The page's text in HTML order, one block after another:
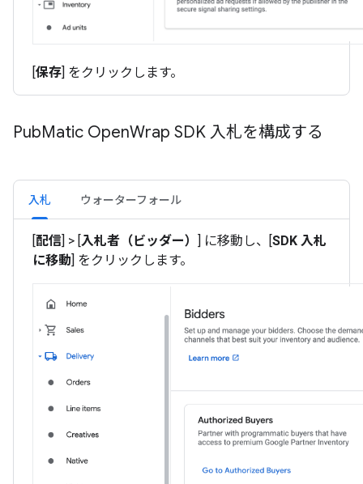
[保存] をクリックします。
PubMatic OpenWrap SDK 入札を構成する
入札 ウォーターフォール
[配信] > [入札者（ビッダー） ] に移動し、[SDK 入札
に移動] をクリックします。